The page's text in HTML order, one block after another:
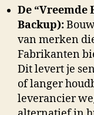
De “Vreemde
Backup):
van merken
Fabrikanten
Dit levert je
of langer
leverancier